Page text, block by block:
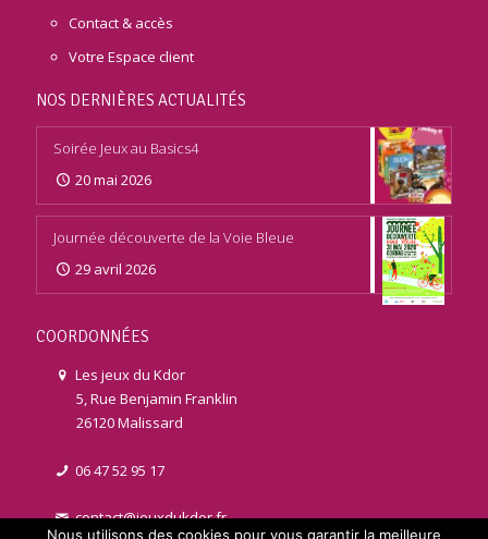
Contact & accès
Votre Espace client
NOS DERNIÈRES ACTUALITÉS
Soirée Jeux au Basics4
20 mai 2026
Journée découverte de la Voie Bleue
29 avril 2026
COORDONNÉES
Les jeux du Kdor
5, Rue Benjamin Franklin
26120 Malissard
06 47 52 95 17
contact@jeuxdukdor.fr
Nous utilisons des cookies pour vous garantir la meilleure